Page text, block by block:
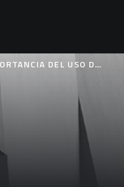
DEL USO DE